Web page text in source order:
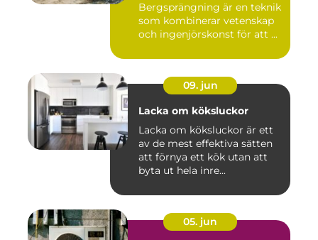
Bergsprängning är en teknik
som kombinerar vetenskap
och ingenjörskonst för att ...
09. jun
Lacka om köksluckor
Lacka om köksluckor är ett
av de mest effektiva sätten
att förnya ett kök utan att
byta ut hela inre...
05. jun